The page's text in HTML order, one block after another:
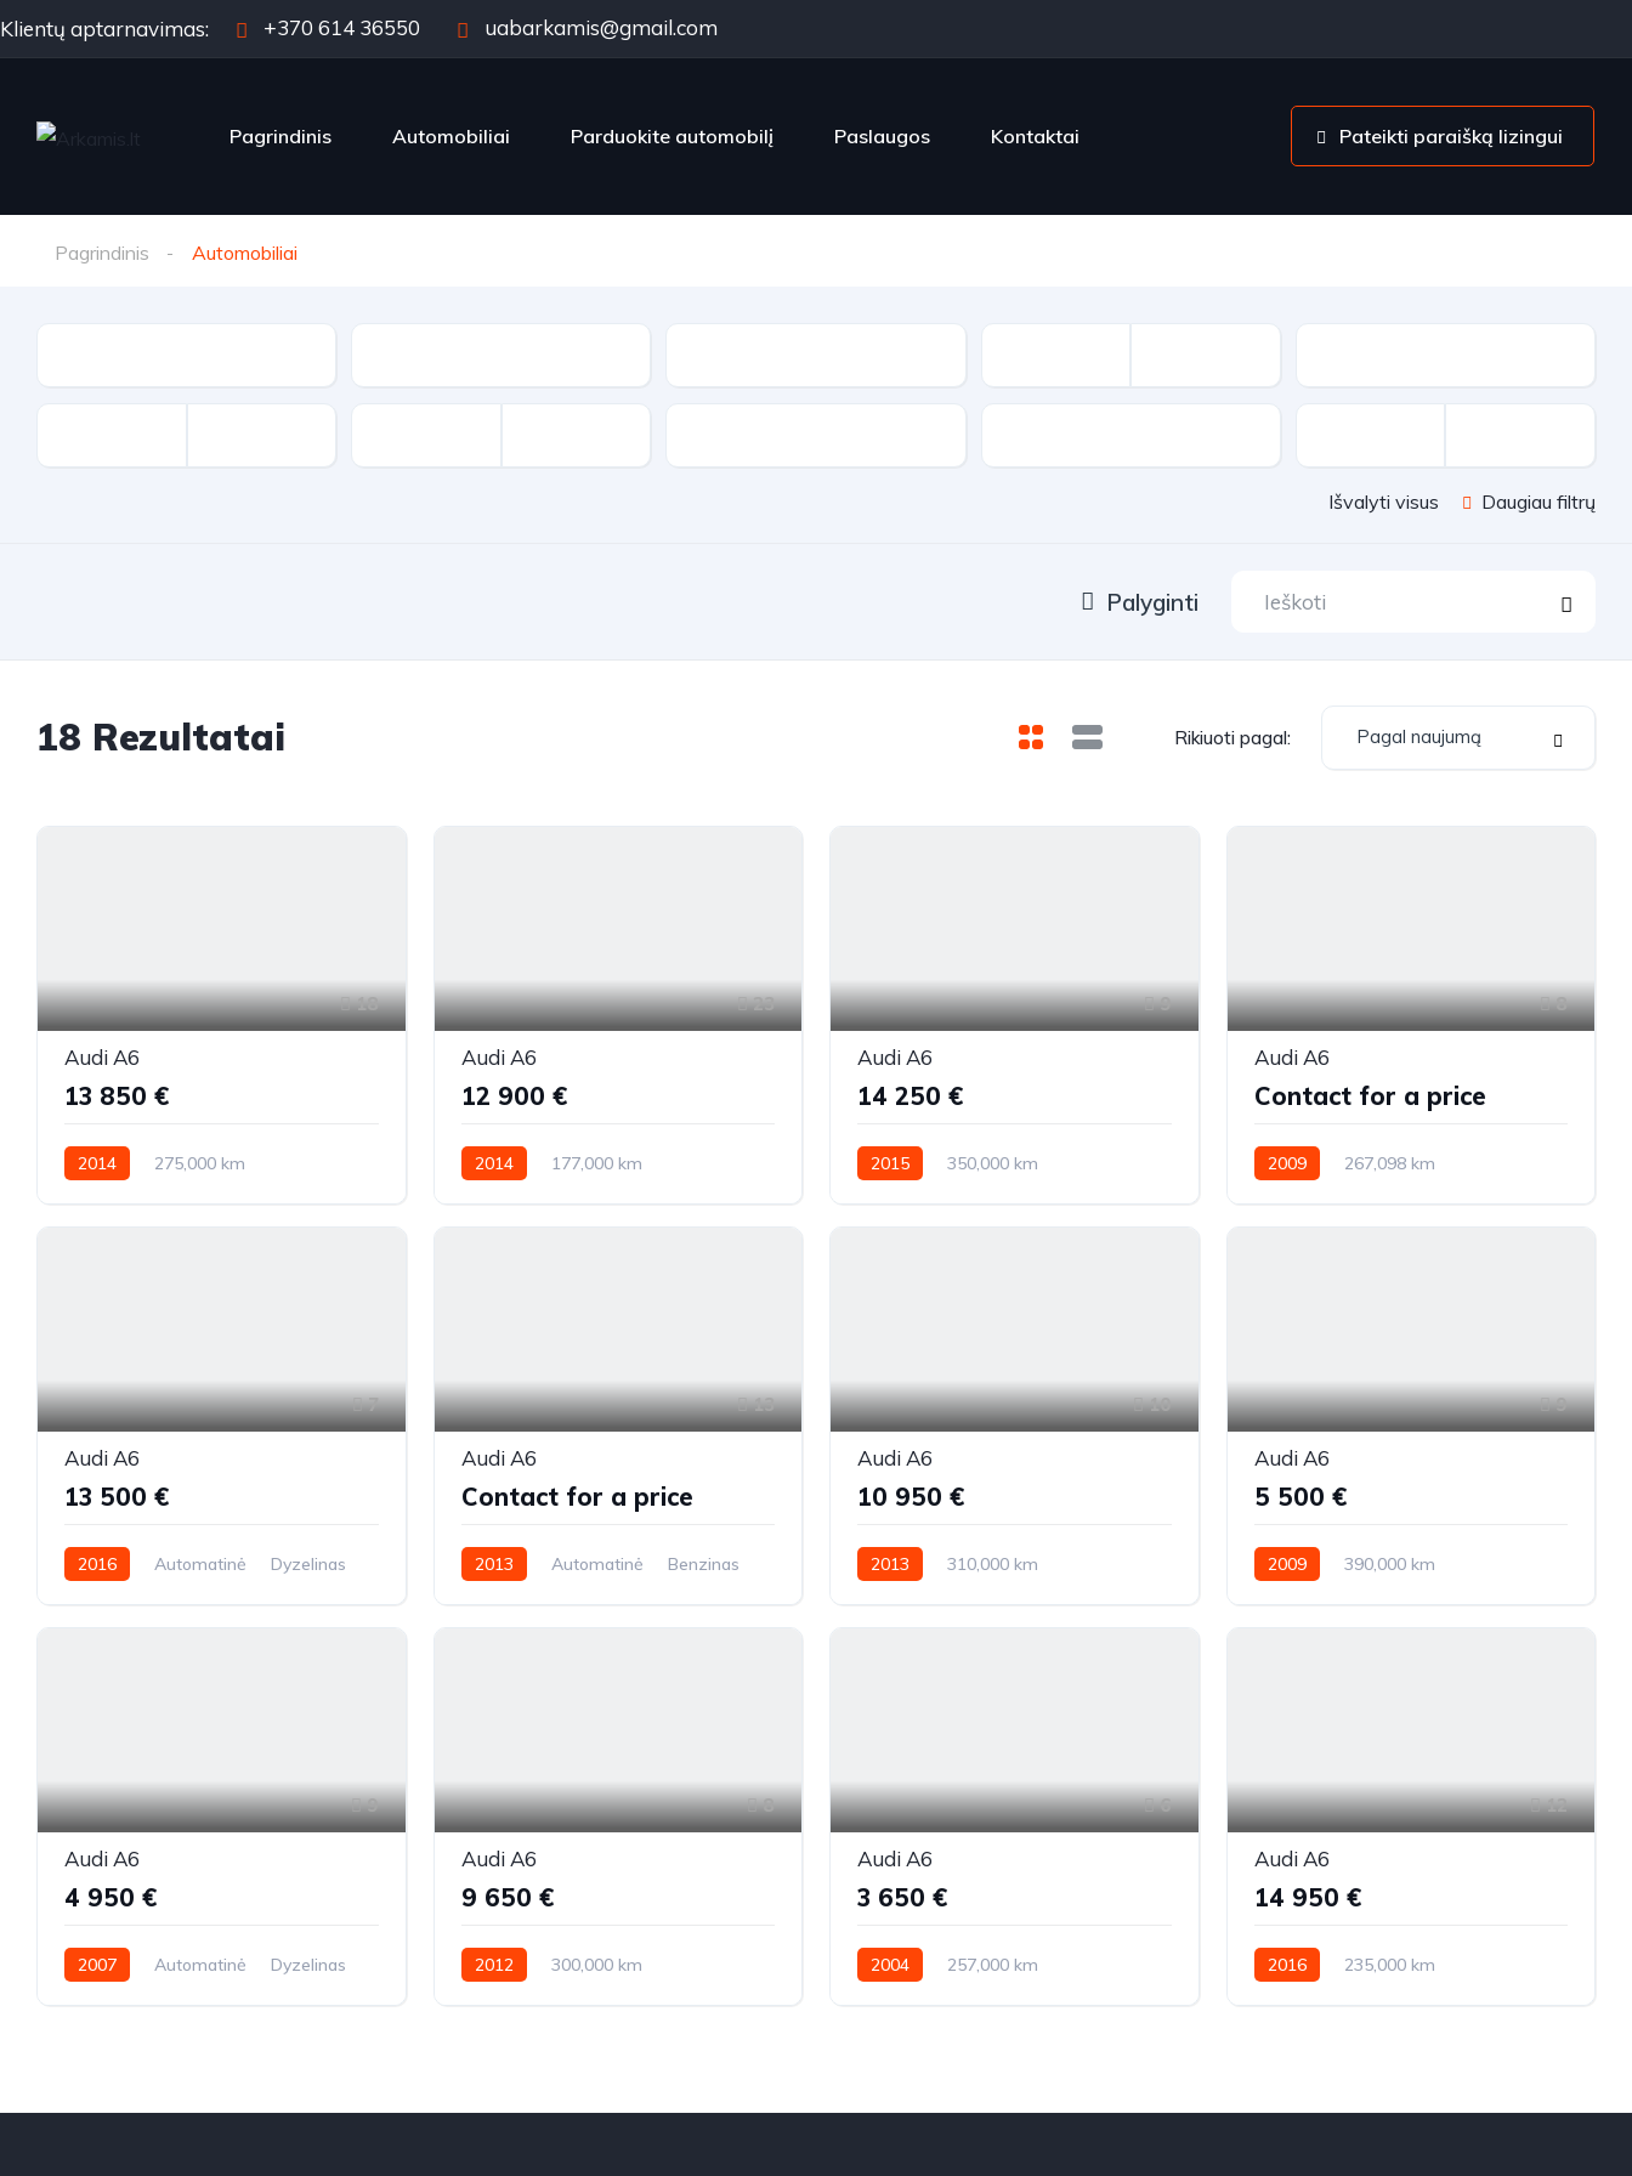
Klientų aptarnavimas: +370 614 36550 uabarkamis@gmail.com
Pagrindinis Automobiliai Parduokite automobilį Paslaugos Kontaktai Pateikti paraišką lizingui
Pagrindinis Automobiliai
Išvalyti visus Daugiau filtrų
Palyginti
18 Rezultatai Rikiuoti pagal: Pagal naujumą
18
Audi A6
13 850 €
2014
275,000 km
23
Audi A6
12 900 €
2014
177,000 km
Visi varantys (4x4)
9
Audi A6
14 250 €
2015
350,000 km
Visi varantys (4x4)
8
Audi A6
Contact for a price
2009
267,098 km
7
Audi A6
13 500 €
2016 Automatinė Dyzelinas
13
Audi A6
Contact for a price
2013 Automatinė Benzinas
10
Audi A6
10 950 €
2013
310,000 km
9
Audi A6
5 500 €
2009
390,000 km
Visi varantys (4x4)
9
Audi A6
4 950 €
2007 Automatinė Dyzelinas
8
Audi A6
9 650 €
2012
300,000 km
6
Audi A6
3 650 €
2004
257,000 km
12
Audi A6
14 950 €
2016
235,000 km